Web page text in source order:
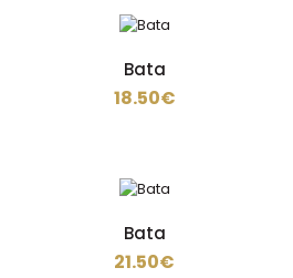
Bata
18.50€
Bata
21.50€